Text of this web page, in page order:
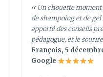
« Un chouette
de shampoing et de gel
apporté des conseils
pédagogue, et le
François, 5
Google